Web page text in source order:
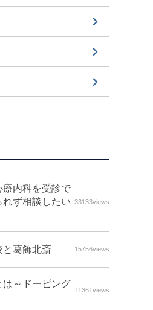
内科を受診で
ず相談したい 33133views
と葛飾北斎 15756views
は～ドーピング
11361views